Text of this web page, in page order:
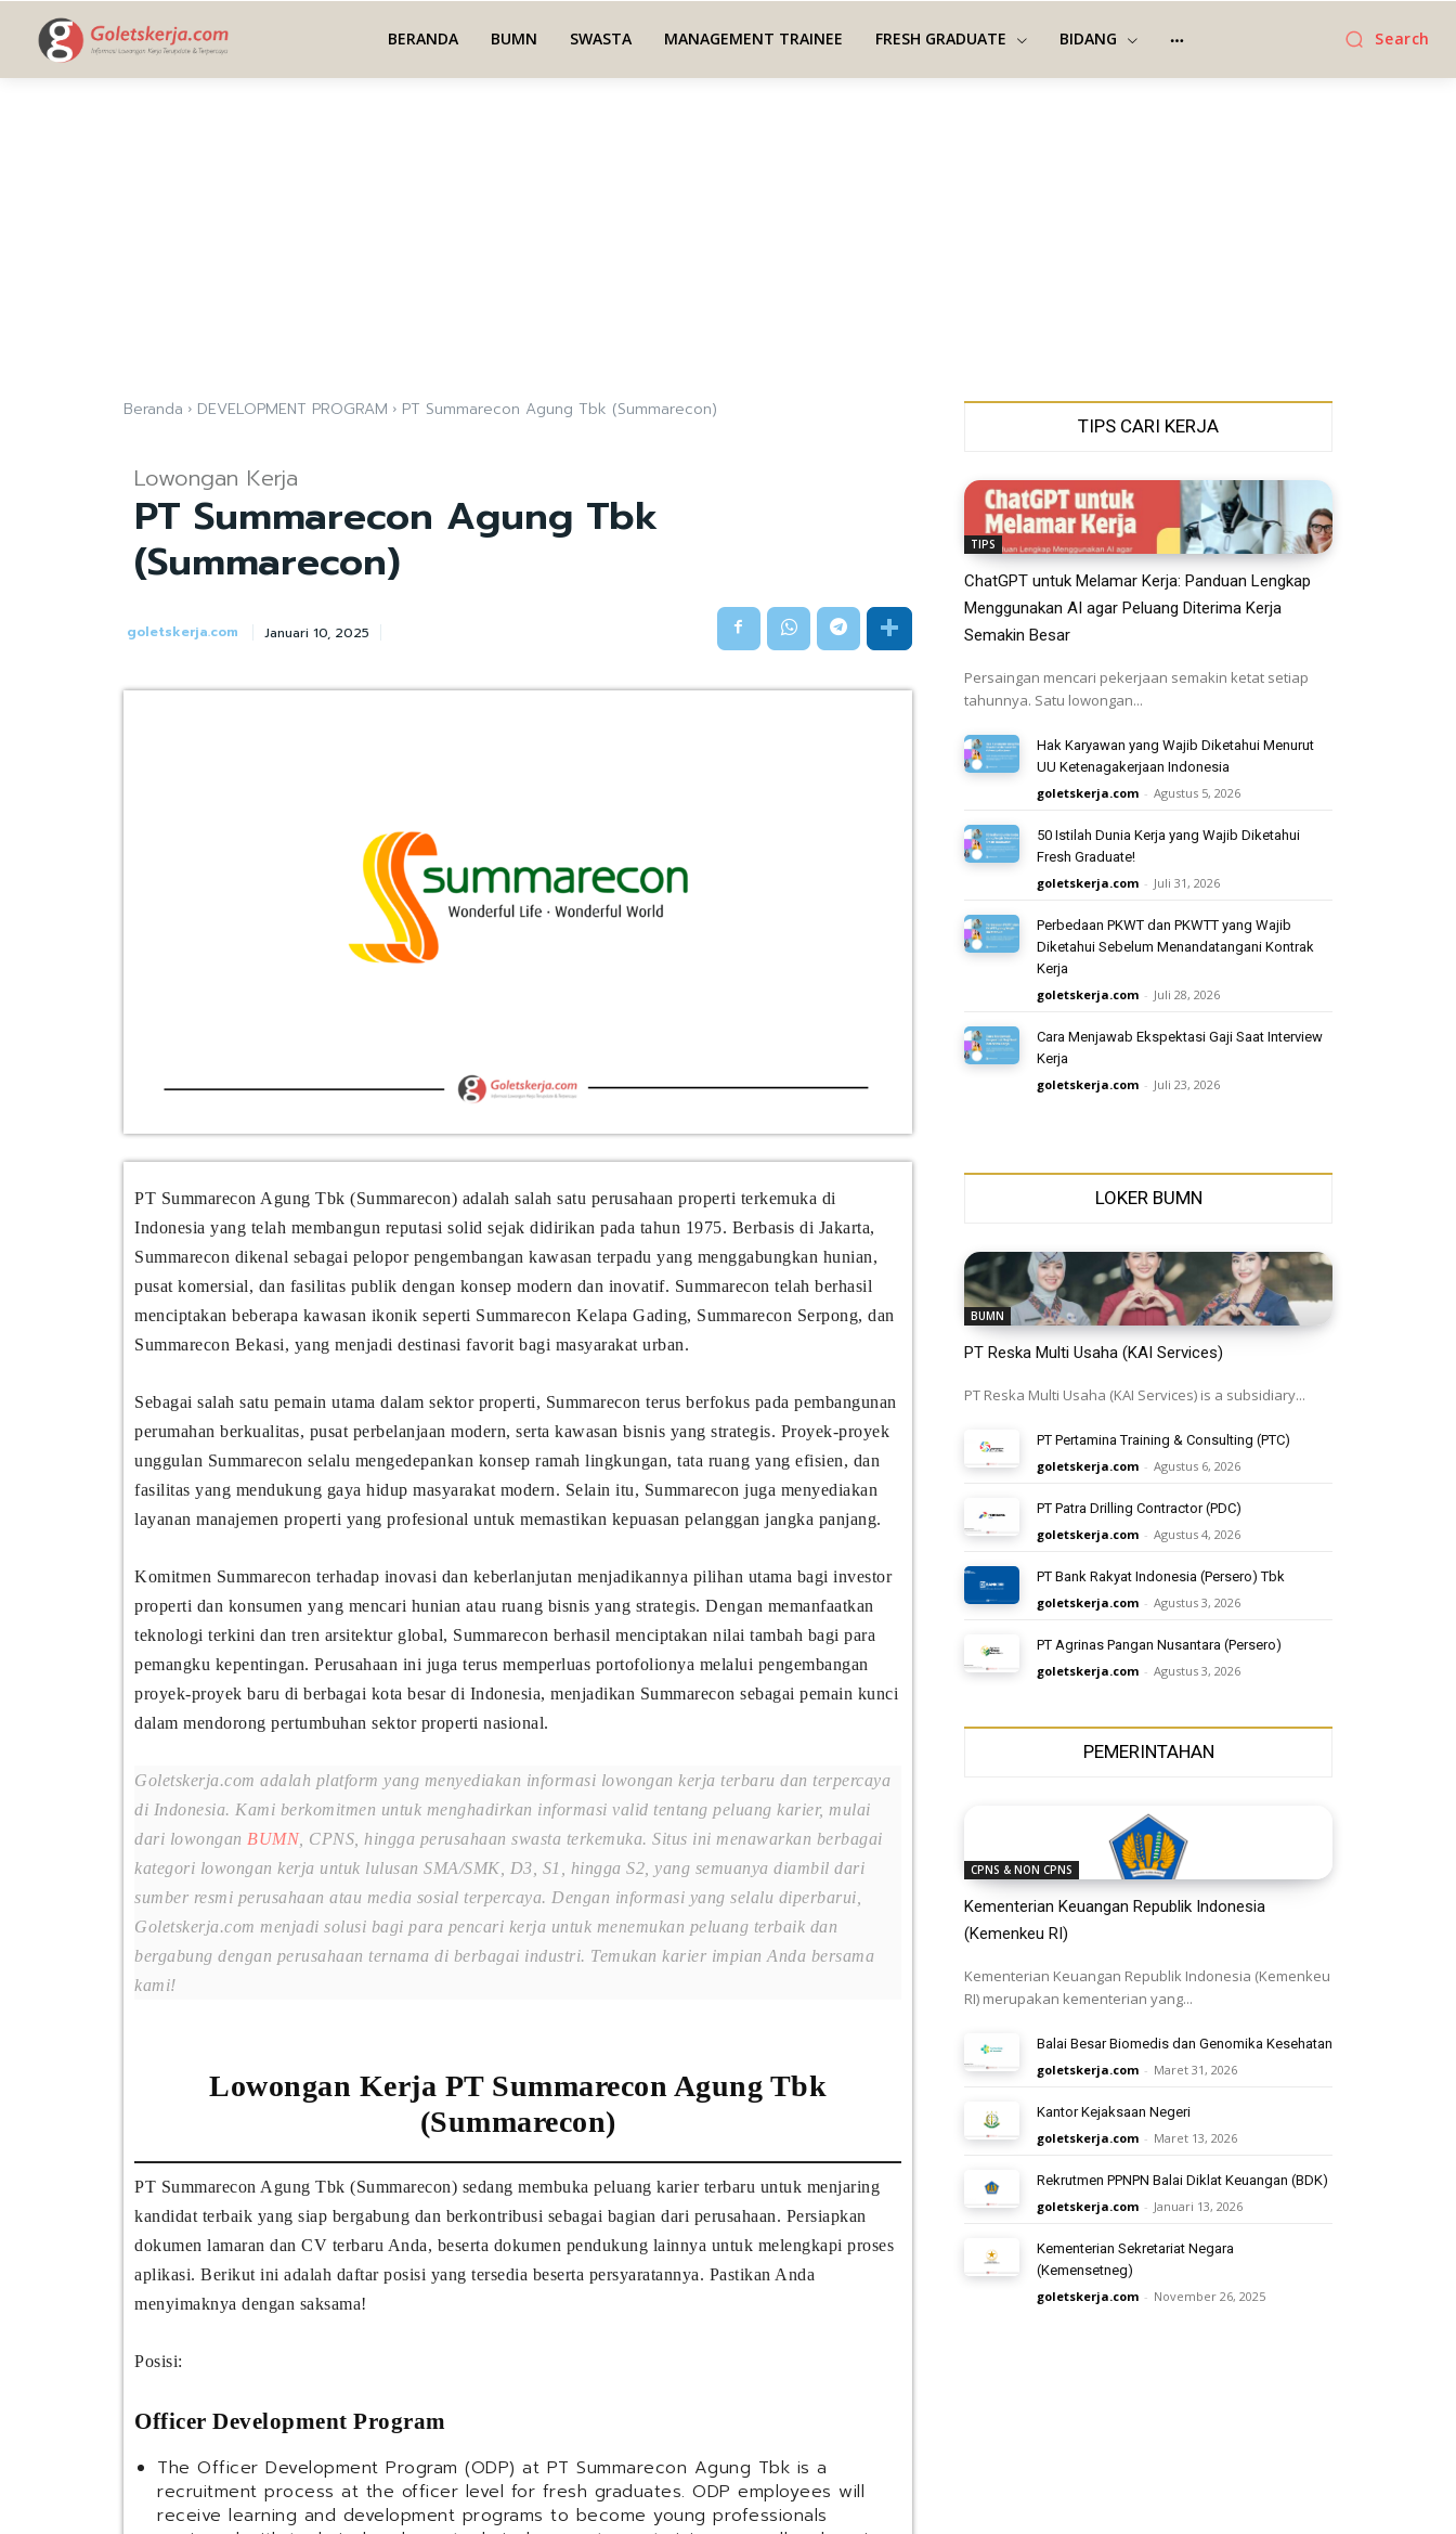
BERANDA BUMN SWASTA MANAGEMENT TRAINEE FRESH GRADUATE BIDANG Search
Beranda DEVELOPMENT PROGRAM PT Summarecon Agung Tbk (Summarecon)
Lowongan Kerja
PT Summarecon Agung Tbk
(Summarecon)
goletskerja.com Januari 10, 2025
PT Summarecon Agung Tbk (Summarecon) adalah salah satu perusahaan properti terkemuka di
Indonesia yang telah membangun reputasi solid sejak didirikan pada tahun 1975. Berbasis di Jakarta,
Summarecon dikenal sebagai pelopor pengembangan kawasan terpadu yang menggabungkan hunian,
pusat komersial, dan fasilitas publik dengan konsep modern dan inovatif. Summarecon telah berhasil
menciptakan beberapa kawasan ikonik seperti Summarecon Kelapa Gading, Summarecon Serpong, dan
Summarecon Bekasi, yang menjadi destinasi favorit bagi masyarakat urban.
Sebagai salah satu pemain utama dalam sektor properti, Summarecon terus berfokus pada pembangunan
perumahan berkualitas, pusat perbelanjaan modern, serta kawasan bisnis yang strategis. Proyek-proyek
unggulan Summarecon selalu mengedepankan konsep ramah lingkungan, tata ruang yang efisien, dan
fasilitas yang mendukung gaya hidup masyarakat modern. Selain itu, Summarecon juga menyediakan
layanan manajemen properti yang profesional untuk memastikan kepuasan pelanggan jangka panjang.
Komitmen Summarecon terhadap inovasi dan keberlanjutan menjadikannya pilihan utama bagi investor
properti dan konsumen yang mencari hunian atau ruang bisnis yang strategis. Dengan memanfaatkan
teknologi terkini dan tren arsitektur global, Summarecon berhasil menciptakan nilai tambah bagi para
pemangku kepentingan. Perusahaan ini juga terus memperluas portofolionya melalui pengembangan
proyek-proyek baru di berbagai kota besar di Indonesia, menjadikan Summarecon sebagai pemain kunci
dalam mendorong pertumbuhan sektor properti nasional.
Goletskerja.com adalah platform yang menyediakan informasi lowongan kerja terbaru dan terpercaya
di Indonesia. Kami berkomitmen untuk menghadirkan informasi valid tentang peluang karier, mulai
dari lowongan BUMN, CPNS, hingga perusahaan swasta terkemuka. Situs ini menawarkan berbagai
kategori lowongan kerja untuk lulusan SMA/SMK, D3, S1, hingga S2, yang semuanya diambil dari
sumber resmi perusahaan atau media sosial terpercaya. Dengan informasi yang selalu diperbarui,
Goletskerja.com menjadi solusi bagi para pencari kerja untuk menemukan peluang terbaik dan
bergabung dengan perusahaan ternama di berbagai industri. Temukan karier impian Anda bersama
kami!
Lowongan Kerja PT Summarecon Agung Tbk
(Summarecon)
PT Summarecon Agung Tbk (Summarecon) sedang membuka peluang karier terbaru untuk menjaring
kandidat terbaik yang siap bergabung dan berkontribusi sebagai bagian dari perusahaan. Persiapkan
dokumen lamaran dan CV terbaru Anda, beserta dokumen pendukung lainnya untuk melengkapi proses
aplikasi. Berikut ini adalah daftar posisi yang tersedia beserta persyaratannya. Pastikan Anda
menyimaknya dengan saksama!
Posisi:
Officer Development Program
The Officer Development Program (ODP) at PT Summarecon Agung Tbk is a
recruitment process at the officer level for fresh graduates. ODP employees will
receive learning and development programs to become young professionals
TIPS CARI KERJA
TIPS
ChatGPT untuk Melamar Kerja: Panduan Lengkap
Menggunakan AI agar Peluang Diterima Kerja
Semakin Besar
Persaingan mencari pekerjaan semakin ketat setiap
tahunnya. Satu lowongan...
Hak Karyawan yang Wajib Diketahui Menurut
UU Ketenagakerjaan Indonesia
goletskerja.com - Agustus 5, 2026
50 Istilah Dunia Kerja yang Wajib Diketahui
Fresh Graduate!
goletskerja.com - Juli 31, 2026
Perbedaan PKWT dan PKWTT yang Wajib
Diketahui Sebelum Menandatangani Kontrak
Kerja
goletskerja.com - Juli 28, 2026
Cara Menjawab Ekspektasi Gaji Saat Interview
Kerja
goletskerja.com - Juli 23, 2026
LOKER BUMN
BUMN
PT Reska Multi Usaha (KAI Services)
PT Reska Multi Usaha (KAI Services) is a subsidiary...
PT Pertamina Training & Consulting (PTC)
goletskerja.com - Agustus 6, 2026
PT Patra Drilling Contractor (PDC)
goletskerja.com - Agustus 4, 2026
PT Bank Rakyat Indonesia (Persero) Tbk
goletskerja.com - Agustus 3, 2026
PT Agrinas Pangan Nusantara (Persero)
goletskerja.com - Agustus 3, 2026
PEMERINTAHAN
CPNS & NON CPNS
Kementerian Keuangan Republik Indonesia
(Kemenkeu RI)
Kementerian Keuangan Republik Indonesia (Kemenkeu
RI) merupakan kementerian yang...
Balai Besar Biomedis dan Genomika Kesehatan
goletskerja.com - Maret 31, 2026
Kantor Kejaksaan Negeri
goletskerja.com - Maret 13, 2026
Rekrutmen PPNPN Balai Diklat Keuangan (BDK)
goletskerja.com - Januari 13, 2026
Kementerian Sekretariat Negara
(Kemensetneg)
goletskerja.com - November 26, 2025